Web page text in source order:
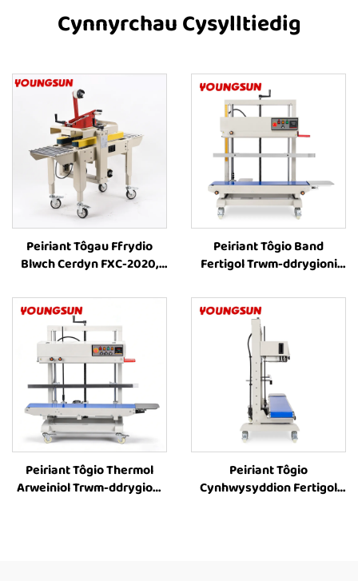
Cynnyrchau Cysylltiedig
Peiriant Tôgau Ffrydio
Blwch Cerdyn FXC-2020,
Blwch Cerdyn Bach,
Peiriant Tôgau Ffrydio
Carton Awtomatig,
Cyflenwr Peiriant Tôgau
Ffrydio Blwch a Phacio
Blwch
Peiriant Tôgio Band
Fertigol Trwm-ddrygioni
Cynhwysyddion Mawr,
Peiriant Tôgio
Cynhwysyddion Wedi’i
Argraffu â Thôc,
Peiriannau Tôgio Thermol
Arweiniol ar gyfer Pecynu
Bwyd
Peiriant Tôgio Thermol
Arweiniol Trwm-ddrygioni
Peiriant Tôgio
Cynhwysyddion Fertigol